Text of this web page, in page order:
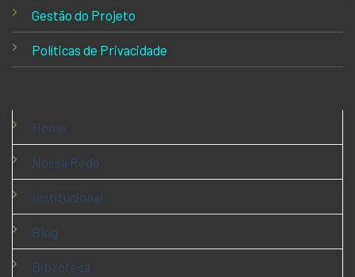
Gestão do Projeto
Políticas de Privacidade
Home
Nossa Rede
Institucional
Blog
Biblioteca